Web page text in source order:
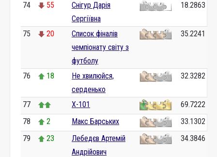
74
55
Снігур Дарія
Сергіївна
18.2863
75 20
Список фіналів
чемпіонату світу з
футболу
35.2241
76 18
Не хвилюйся,
серденько
32.3282
77 Х-101
69.7222
78
2 Макс Барських
33.1302
79
23
Лебедєв Артемій
Андрійович
34.3846